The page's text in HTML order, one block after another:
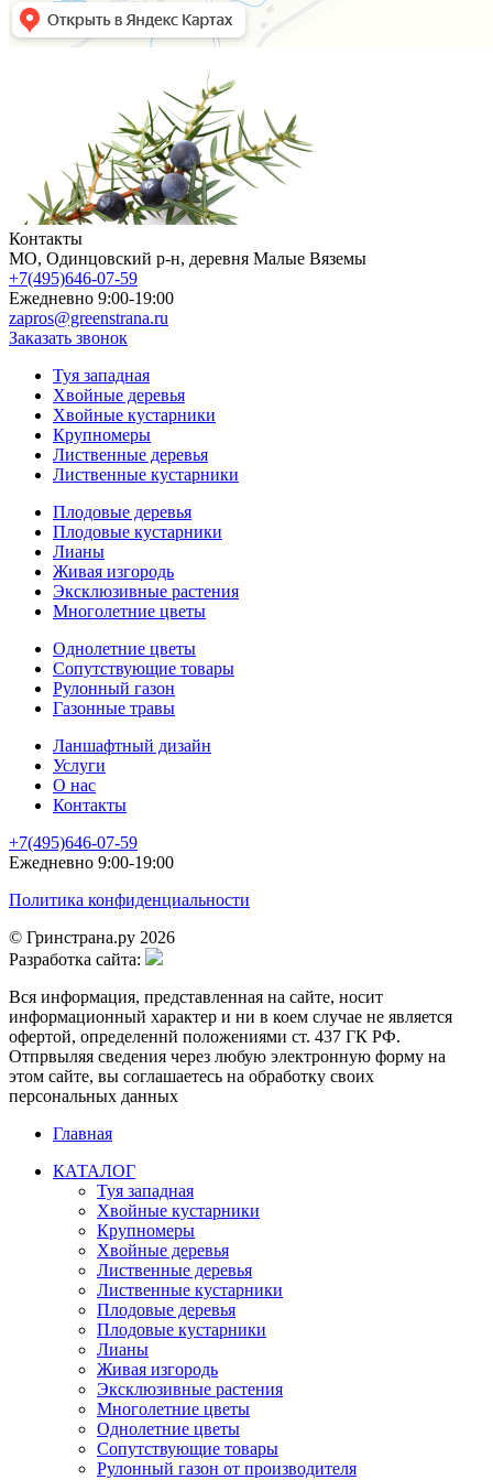
Контакты
МO, Одинцовский р-н, деревня Малые Вяземы
+7(495)646-07-59
Ежедневно 9:00-19:00
zapros@greenstrana.ru
Заказать звонок
Туя западная
Хвойные деревья
Хвойные кустарники
Крупномеры
Лиственные деревья
Лиственные кустарники
Плодовые деревья
Плодовые кустарники
Лианы
Живая изгородь
Эксклюзивные растения
Многолетние цветы
Однолетние цветы
Сопутствующие товары
Рулонный газон
Газонные травы
Ланшафтный дизайн
Услуги
О нас
Контакты
+7(495)646-07-59
Ежедневно 9:00-19:00
Политика конфиденциальности
© Гринстрана.ру 2026
Разработка сайта:
Вся информация, представленная на сайте, носит
информационный характер и ни в коем случае не является
офертой, определеннй положениями ст. 437 ГК РФ.
Отпрвыляя сведения через любую электронную форму на
этом сайте, вы соглашаетесь на обработку своих
персональных данных
Главная
КАТАЛОГ
Туя западная
Хвойные кустарники
Крупномеры
Хвойные деревья
Лиственные деревья
Лиственные кустарники
Плодовые деревья
Плодовые кустарники
Лианы
Живая изгородь
Эксклюзивные растения
Многолетние цветы
Однолетние цветы
Сопутствующие товары
Рулонный газон от производителя